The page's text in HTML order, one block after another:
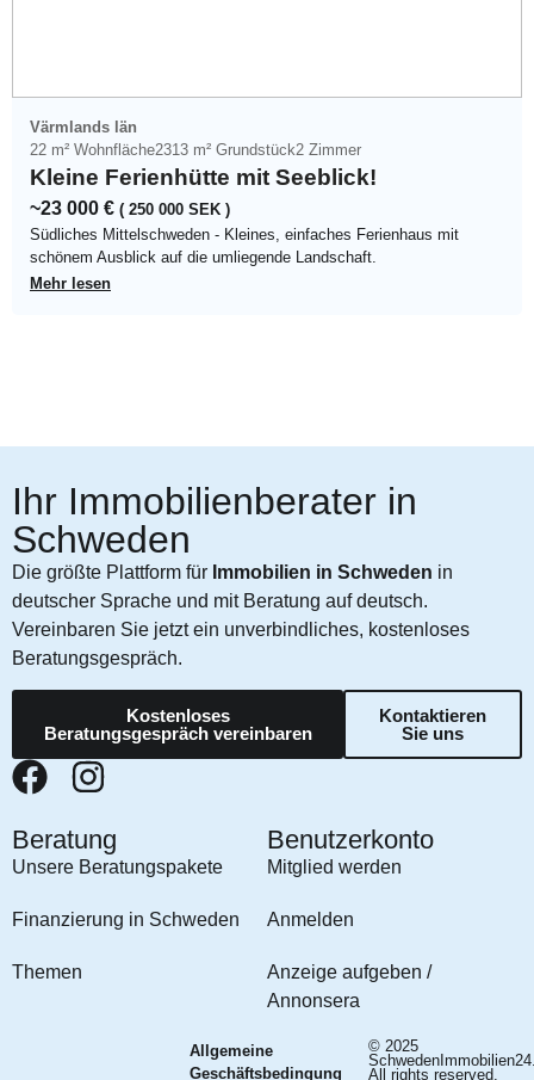
Värmlands län
22 m² Wohnfläche2313 m² Grundstück2 Zimmer
Kleine Ferienhütte mit Seeblick!
~23 000 € ( 250 000 SEK )
Südliches Mittelschweden - Kleines, einfaches Ferienhaus mit
schönem Ausblick auf die umliegende Landschaft.
Mehr lesen
Ihr Immobilienberater in
Schweden
Die größte Plattform für Immobilien in Schweden in
deutscher Sprache und mit Beratung auf deutsch.
Vereinbaren Sie jetzt ein unverbindliches, kostenloses
Beratungsgespräch.
Kostenloses
Beratungsgespräch vereinbaren
Kontaktieren
Sie uns
Beratung
Unsere Beratungspakete
Finanzierung in Schweden
Themen
Benutzerkonto
Mitglied werden
Anmelden
Anzeige aufgeben /
Annonsera
© 2025
All rights reserved.
Allgemeine
Geschäftsbedingung